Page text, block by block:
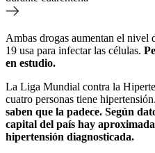
Ambas drogas aumentan el
19 usa para infectar las células.
en estudio.
La Liga Mundial contra la
cuatro personas tiene
saben que la padece. Según
capital del país hay
hipertensión diagnosticada.